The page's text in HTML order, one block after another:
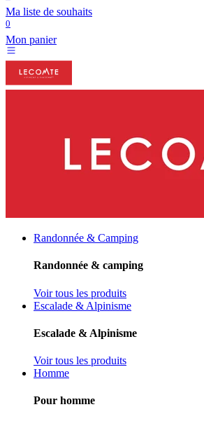
Ma liste de souhaits
0
Mon panier
Randonnée & Camping
Randonnée & camping
Voir tous les produits
Escalade & Alpinisme
Escalade & Alpinisme
Voir tous les produits
Homme
Pour homme